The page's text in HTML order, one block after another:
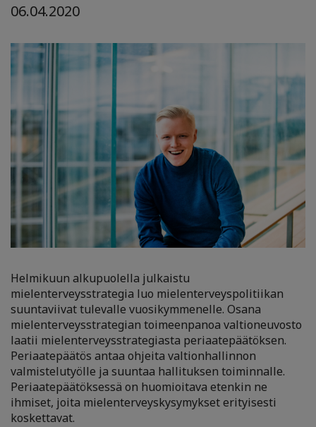
06.04.2020
Helmikuun alkupuolella julkaistu
mielenterveysstrategia luo mielenterveyspolitiikan
suuntaviivat tulevalle vuosikymmenelle. Osana
mielenterveysstrategian toimeenpanoa valtioneuvosto
laatii mielenterveysstrategiasta periaatepäätöksen.
Periaatepäätös antaa ohjeita valtionhallinnon
valmistelutyölle ja suuntaa hallituksen toiminnalle.
Periaatepäätöksessä on huomioitava etenkin ne
ihmiset, joita mielenterveyskysymykset erityisesti
koskettavat.